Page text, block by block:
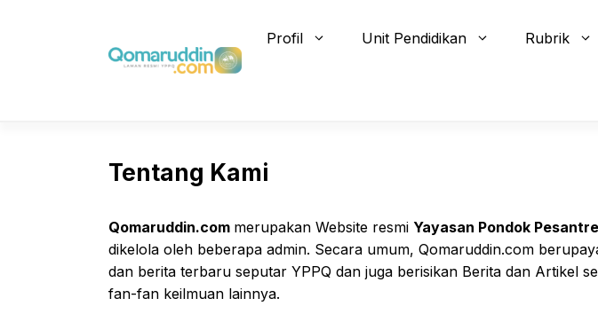
Profil Unit Pendidikan Rubrik
Tentang Kami
Qomaruddin.com merupakan Website resmi Yayasan Pondok
dikelola oleh beberapa admin. Secara umum, Qomaruddin.com
dan berita terbaru seputar YPPQ dan juga berisikan Berita dan Artikel
fan-fan keilmuan lainnya.